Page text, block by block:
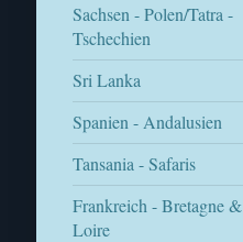
Sachsen - Polen/Tatra -
Tschechien
Sri Lanka
Spanien - Andalusien
Tansania - Safaris
Frankreich - Bretagne &
Loire